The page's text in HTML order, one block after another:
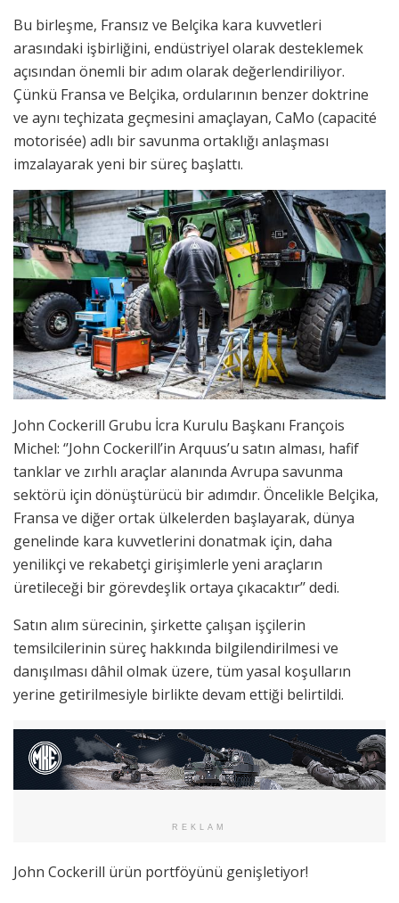
Bu birleşme, Fransız ve Belçika kara kuvvetleri
arasındaki işbirliğini, endüstriyel olarak desteklemek
açısından önemli bir adım olarak değerlendiriliyor.
Çünkü Fransa ve Belçika, ordularının benzer doktrine
ve aynı teçhizata geçmesini amaçlayan, CaMo (capacité
motorisée) adlı bir savunma ortaklığı anlaşması
imzalayarak yeni bir süreç başlattı.
John Cockerill Grubu İcra Kurulu Başkanı François
Michel: ‘’John Cockerill’in Arquus’u satın alması, hafif
tanklar ve zırhlı araçlar alanında Avrupa savunma
sektörü için dönüştürücü bir adımdır. Öncelikle Belçika,
Fransa ve diğer ortak ülkelerden başlayarak, dünya
genelinde kara kuvvetlerini donatmak için, daha
yenilikçi ve rekabetçi girişimlerle yeni araçların
üretileceği bir görevdeşlik ortaya çıkacaktır’’ dedi.
Satın alım sürecinin, şirkette çalışan işçilerin
temsilcilerinin süreç hakkında bilgilendirilmesi ve
danışılması dâhil olmak üzere, tüm yasal koşulların
yerine getirilmesiyle birlikte devam ettiği belirtildi.
REKLAM
John Cockerill ürün portföyünü genişletiyor!